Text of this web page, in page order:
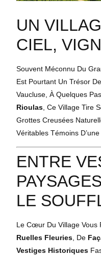
UN
CIEL,
Souvent Méconnu Du
Est Pourtant Un Trésor
Vaucluse, À Quelques
Rioulas , Ce Village Tire
Grottes Creusées
Véritables Témoins
ENTRE
LE
Le Cœur Du Village Vous
Ruelles Fleuries, De
Vestiges Historiques